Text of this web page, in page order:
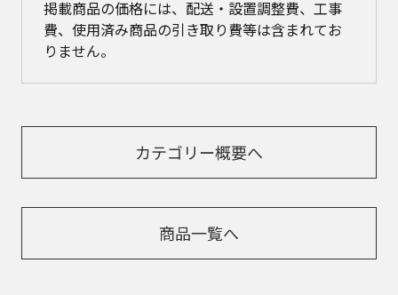
掲載商品の価格には、配送・設置調整費、工事
費、使用済み商品の引き取り費等は含まれてお
りません。
カテゴリー概要へ
商品一覧へ